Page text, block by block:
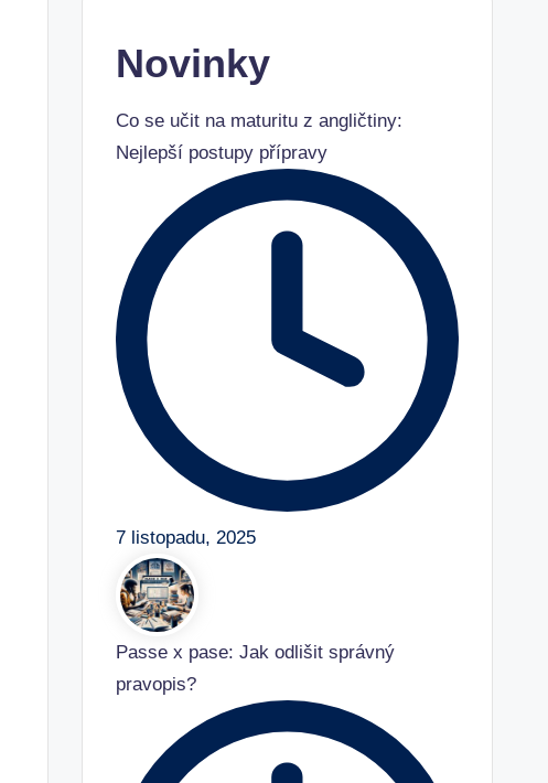
Novinky
Co se učit na maturitu z angličtiny:
Nejlepší postupy přípravy
7 listopadu, 2025
Passe x pase: Jak odlišit správný
pravopis?